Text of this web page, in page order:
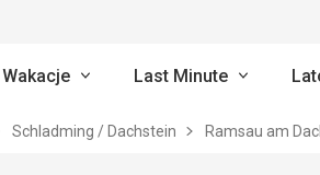
Wakacje Last Minute
Schladming / Dachstein Ramsau am